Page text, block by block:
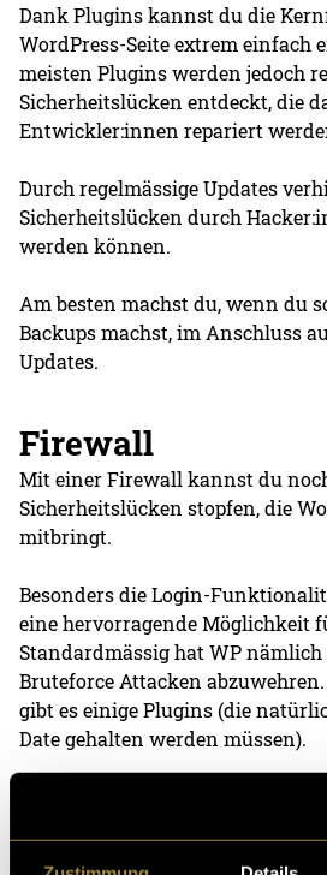
Dank Plugins kannst du die
WordPress-Seite extrem einfach
meisten Plugins werden jedoch
Sicherheitslücken entdeckt, die
Entwickler:innen repariert
Durch regelmässige Updates
Sicherheitslücken durch
werden können.
Am besten machst du, wenn du
Backups machst, im Anschluss
Updates.
Firewall
Mit einer Firewall kannst du
Sicherheitslücken stopfen, die
mitbringt.
Besonders die Login-
eine hervorragende Möglichkeit
Standardmässig hat WP
Bruteforce Attacken
gibt es einige Plugins (die
Date gehalten werden müssen).